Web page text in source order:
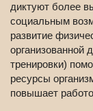
диктуют более
социальным
развитие
организованной
тренировки)
ресурсы
повышает